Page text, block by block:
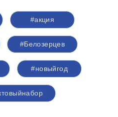
#акция
#Белозерцев
#новыйгод